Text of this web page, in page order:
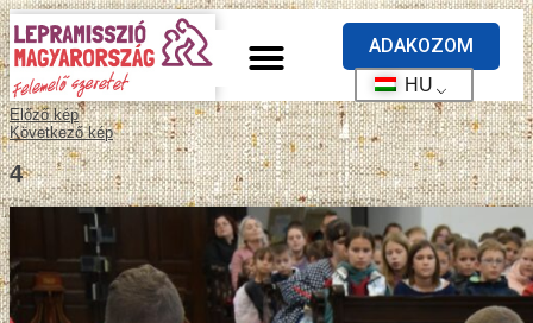
ADAKOZOM
HU
Előző kép
Következő kép
4